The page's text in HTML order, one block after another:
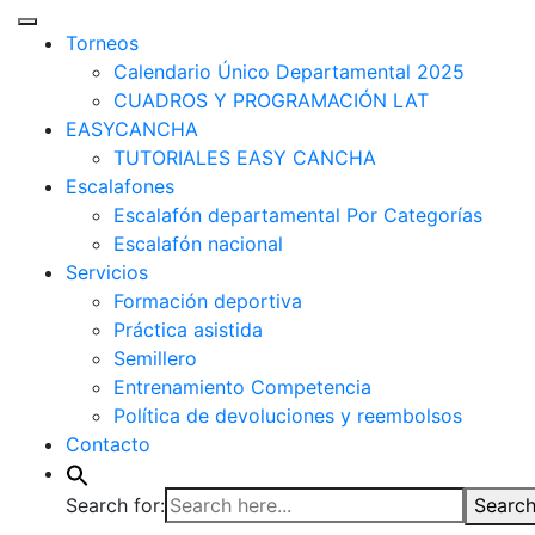
Torneos
Calendario Único Departamental 2025
CUADROS Y PROGRAMACIÓN LAT
EASYCANCHA
TUTORIALES EASY CANCHA
Escalafones
Escalafón departamental Por Categorías
Escalafón nacional
Servicios
Formación deportiva
Práctica asistida
Semillero
Entrenamiento Competencia
Política de devoluciones y reembolsos
Contacto
Search for: